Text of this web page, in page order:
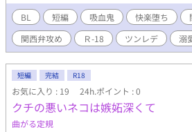
BL 短編 吸血鬼 快楽堕ち
関西弁攻め
Ｒ-18 ツンレデ 溺
短編 完結 R18
お気に入り : 19 24h.ポイント : 0
クチの悪いネコは嫉妬深くて
曲がる定規